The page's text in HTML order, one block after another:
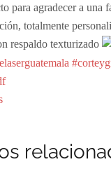
para agradecer a una
totalmente
respaldo texturizado